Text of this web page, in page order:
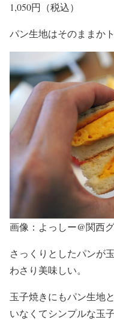
1,050円（税込）
パン生地はそのままか
画像：よっしー@関西
さっくりとしたパンが
わさり美味しい。
玉子焼きにもパン生地
いなくてシンプルな玉